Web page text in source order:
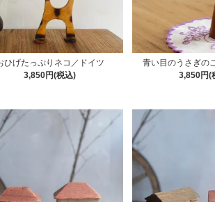
ひげたっぷりネコ／ドイツ
3,850円(税込)
青い目のうさぎの
3,850円(